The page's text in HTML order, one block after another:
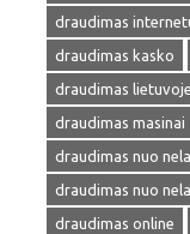
draudimas
draudimas kasko
draudimas lietuvoje
draudimas masinai
draudimas nuo
draudimas nuo
draudimas online